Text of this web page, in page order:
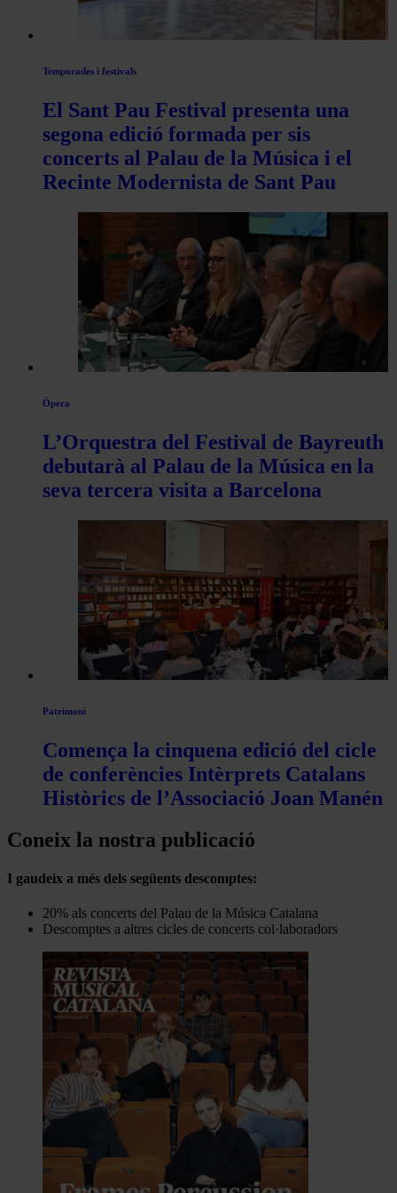
Temporades i festivals
El Sant Pau Festival presenta una
segona edició formada per sis
concerts al Palau de la Música i el
Recinte Modernista de Sant Pau
Òpera
L’Orquestra del Festival de Bayreuth
debutarà al Palau de la Música en la
seva tercera visita a Barcelona
Patrimoni
Comença la cinquena edició del cicle
de conferències Intèrprets Catalans
Històrics de l’Associació Joan Manén
Coneix la nostra publicació
I gaudeix a més dels següents descomptes:
20% als concerts del Palau de la Música Catalana
Descomptes a altres cicles de concerts col·laboradors